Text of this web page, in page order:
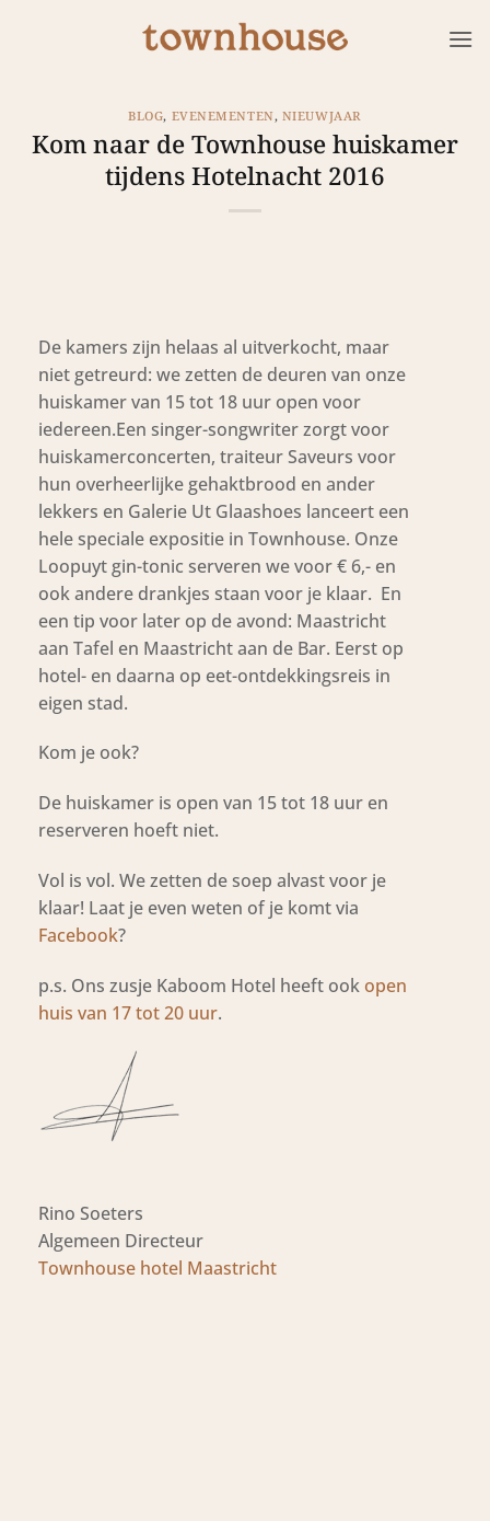
BLOG, EVENEMENTEN, NIEUWJAAR
Kom naar de Townhouse huiskamer
tijdens Hotelnacht 2016
De kamers zijn helaas al uitverkocht, maar
niet getreurd: we zetten de deuren van onze
huiskamer van 15 tot 18 uur open voor
iedereen.Een singer-songwriter zorgt voor
huiskamerconcerten, traiteur Saveurs voor
hun overheerlijke gehaktbrood en ander
lekkers en Galerie Ut Glaashoes lanceert een
hele speciale expositie in Townhouse. Onze
Loopuyt gin-tonic serveren we voor € 6,- en
ook andere drankjes staan voor je klaar. En
een tip voor later op de avond: Maastricht
aan Tafel en Maastricht aan de Bar. Eerst op
hotel- en daarna op eet-ontdekkingsreis in
eigen stad.
Kom je ook?
De huiskamer is open van 15 tot 18 uur en
reserveren hoeft niet.
Vol is vol. We zetten de soep alvast voor je
klaar! Laat je even weten of je komt via
Facebook?
p.s. Ons zusje Kaboom Hotel heeft ook open
huis van 17 tot 20 uur.
Rino Soeters
Algemeen Directeur
Townhouse hotel Maastricht